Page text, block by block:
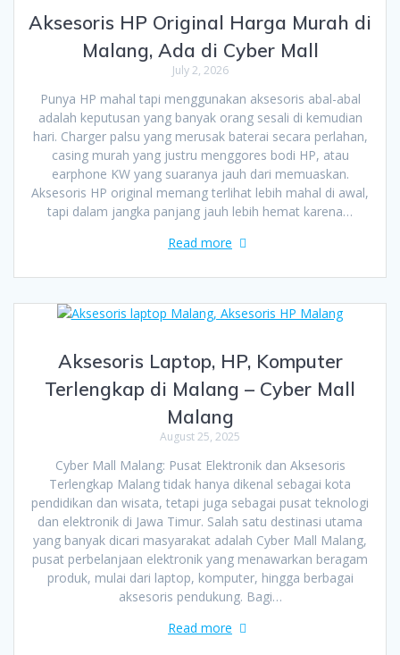
Aksesoris HP Original Harga Murah di
Malang, Ada di Cyber Mall
July 2, 2026
Punya HP mahal tapi menggunakan aksesoris abal-abal
adalah keputusan yang banyak orang sesali di kemudian
hari. Charger palsu yang merusak baterai secara perlahan,
casing murah yang justru menggores bodi HP, atau
earphone KW yang suaranya jauh dari memuaskan.
Aksesoris HP original memang terlihat lebih mahal di awal,
tapi dalam jangka panjang jauh lebih hemat karena…
Read more
Aksesoris Laptop, HP, Komputer
Terlengkap di Malang – Cyber Mall
Malang
August 25, 2025
Cyber Mall Malang: Pusat Elektronik dan Aksesoris
Terlengkap Malang tidak hanya dikenal sebagai kota
pendidikan dan wisata, tetapi juga sebagai pusat teknologi
dan elektronik di Jawa Timur. Salah satu destinasi utama
yang banyak dicari masyarakat adalah Cyber Mall Malang,
pusat perbelanjaan elektronik yang menawarkan beragam
produk, mulai dari laptop, komputer, hingga berbagai
aksesoris pendukung. Bagi…
Read more